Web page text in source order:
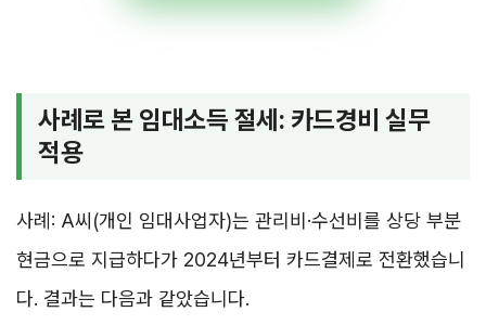
사례로 본 임대소득 절세: 카드경비 실무
적용
사례: A씨(개인 임대사업자)는 관리비·수선비를 상당 부분
현금으로 지급하다가 2024년부터 카드결제로 전환했습니
다. 결과는 다음과 같았습니다.